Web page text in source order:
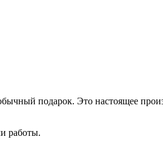
подарок. Это настоящее
работы.